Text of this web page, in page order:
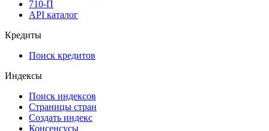
API
API and Data Feed
API каталог
Кредиты
Поиск кредитов
Индексы